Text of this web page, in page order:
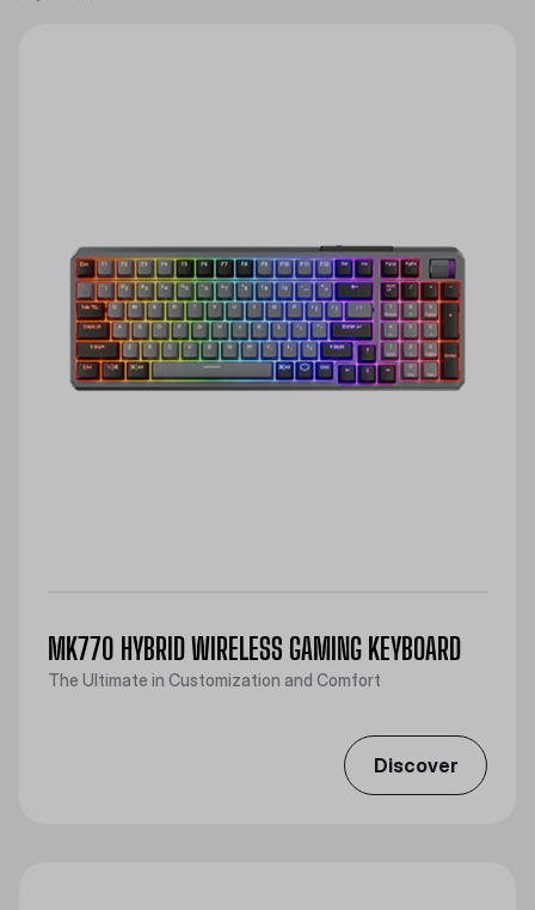
MK770 HYBRID WIRELESS GAMING KEYBOARD
The Ultimate in Customization and Comfort
Discover